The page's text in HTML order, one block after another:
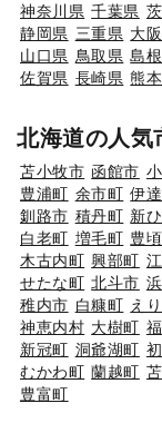
神奈川県 千葉県
静岡県 三重県 大
山口県 鳥取県 島
佐賀県 長崎県 熊
北海道の人気
苫小牧市 函館市
豊浦町 余市町 伊
釧路市 積丹町 新
白老町 増毛町 豊
木古内町 興部町
せたな町 北斗市
稚内市 白糠町 え
神恵内村 大樹町
新冠町 洞爺湖町
むかわ町 蘭越町
豊富町